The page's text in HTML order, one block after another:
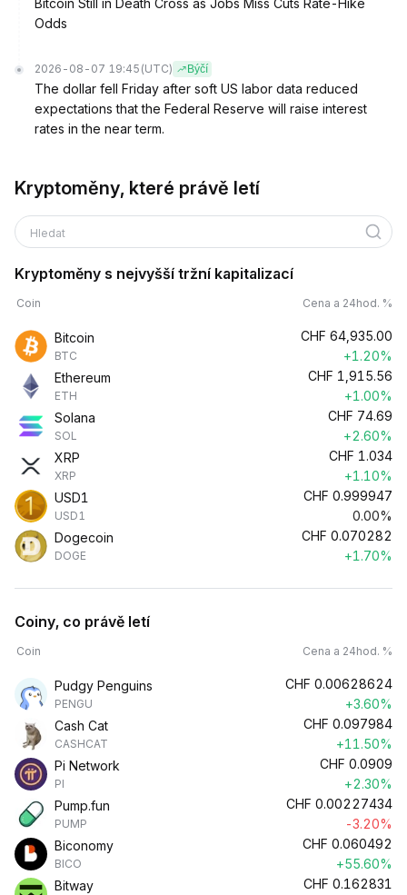
Bitcoin Still in Death Cross as Jobs Miss Cuts Rate-Hike
Odds
2026-08-07 19:45 (UTC) Býčí
The dollar fell Friday after soft US labor data reduced
expectations that the Federal Reserve will raise interest
rates in the near term.
Kryptoměny, které právě letí
Hledat
Kryptoměny s nejvyšší tržní kapitalizací
Coin Cena a 24hod. %
Bitcoin
BTC
CHF 64,935.00
+1.20%
Ethereum
ETH
CHF 1,915.56
+1.00%
Solana
SOL
CHF 74.69
+2.60%
XRP
XRP
CHF 1.034
+1.10%
USD1
USD1
CHF 0.999947
0.00%
Dogecoin
DOGE
CHF 0.070282
+1.70%
Coiny, co právě letí
Coin Cena a 24hod. %
Pudgy Penguins
PENGU
CHF 0.00628624
+3.60%
Cash Cat
CASHCAT
CHF 0.097984
+11.50%
Pi Network
PI
CHF 0.0909
+2.30%
Pump.fun
PUMP
CHF 0.00227434
-3.20%
Biconomy
BICO
CHF 0.060492
+55.60%
Bitway
CHF 0.162831